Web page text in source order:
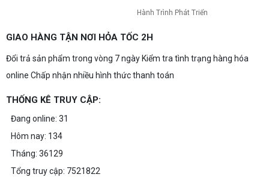
Hành Trình Phát Triển
GIAO HÀNG TẬN NƠI HỎA TỐC 2H
Đổi trả sản phẩm trong vòng 7 ngày Kiểm tra tình trạng hàng hóa
online Chấp nhận nhiều hình thức thanh toán
THỐNG KÊ TRUY CẬP:
Đang online: 31
Hôm nay: 134
Tháng: 36129
Tổng truy cập: 7521822